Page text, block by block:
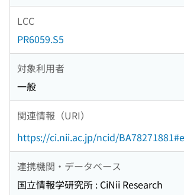
LCC
PR6059.S5
対象利用者
一般
関連情報（URI）
https://ci.nii.ac.jp/ncid/
連携機関・データベース
国立情報学研究所 : CiNii Research